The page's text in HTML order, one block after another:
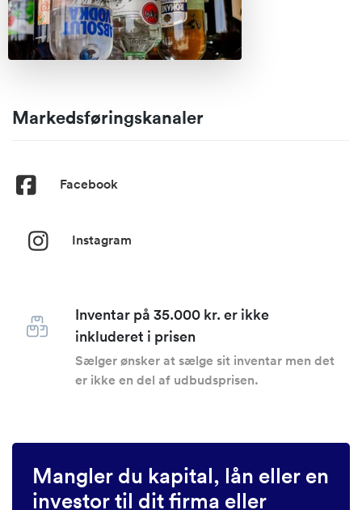
Markedsføringskanaler
Facebook
Instagram
Inventar på 35.000 kr. er ikke
inkluderet i prisen
Sælger ønsker at sælge sit inventar men det
er ikke en del af udbudsprisen.
Mangler du kapital, lån eller en
investor til dit firma eller